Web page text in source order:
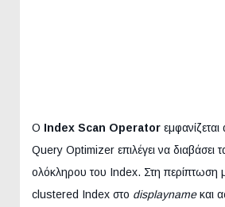
Ο Index Scan Operator εμφανίζεται
Query Optimizer επιλέγει να διαβάσει
ολόκληρου του Index. Στη περίπτωση
clustered Index στο displaynameκαι